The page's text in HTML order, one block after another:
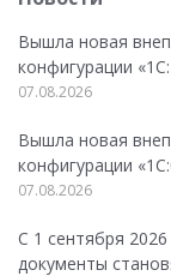
Вышла новая
конфигурации
07.08.2026
Вышла новая
конфигурации
07.08.2026
С 1 сентября
документы